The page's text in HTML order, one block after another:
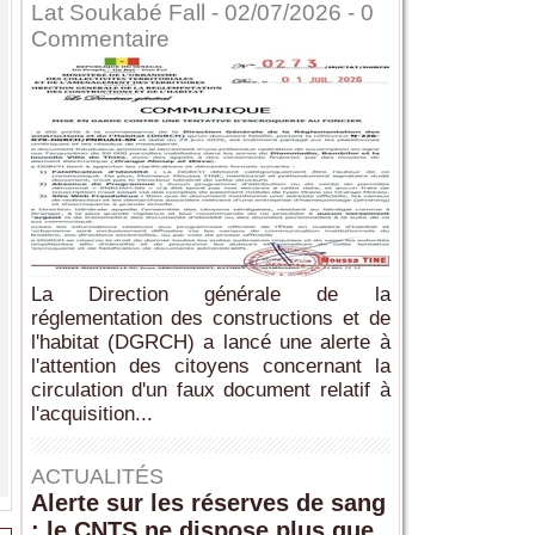
Lat Soukabé Fall - 02/07/2026 - 0
Commentaire
La Direction générale de la
réglementation des constructions et de
l'habitat (DGRCH) a lancé une alerte à
l'attention des citoyens concernant la
circulation d'un faux document relatif à
l'acquisition...
ACTUALITÉS
Alerte sur les réserves de sang